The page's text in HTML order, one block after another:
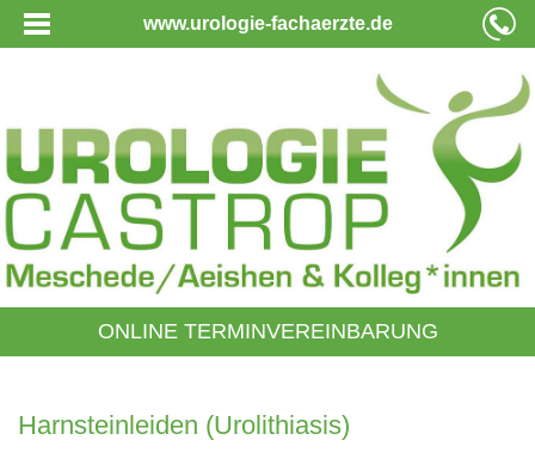
www.urologie-fachaerzte.de
ONLINE TERMINVEREINBARUNG
Harnsteinleiden (Urolithiasis)